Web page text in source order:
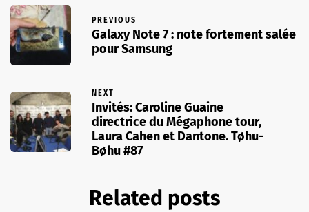
PREVIOUS
Galaxy Note 7 : note fortement salée
pour Samsung
NEXT
Invités: Caroline Guaine
directrice du Mégaphone tour,
Laura Cahen et Dantone. Tøhu-
Bøhu #87
Related posts